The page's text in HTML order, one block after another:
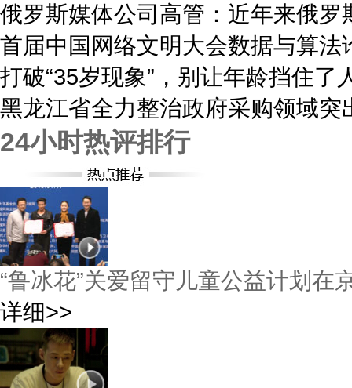
俄罗斯媒体公司高管：近年来俄罗
首届中国网络文明大会数据与算法
打破“35岁现象”，别让年龄挡住了
黑龙江省全力整治政府采购领域突
24小时热评排行
“鲁冰花”关爱留守儿童公益计划在
详细>>